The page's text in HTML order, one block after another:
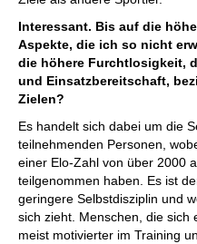
Interessant. Bis auf die
Aspekte, die ich so nicht
die höhere Furchtlosigkeit,
und Einsatzbereitschaft,
Zielen?
Es handelt sich dabei um die
teilnehmenden Personen,
einer Elo-Zahl von über 2000
teilgenommen haben. Es ist
geringere Selbstdisziplin und
sich zieht. Menschen, die sich
meist motivierter im Training